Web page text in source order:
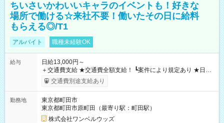
ちいさいかわいいキャラのイベントも！好きな
場所で働ける☆来社不要！働いたその日に給料
もらえる◎/T1
アルバイト 職種未経験OK
給与
日給13,000円～
＋交通費支給 ★交通費全額支給！ ┗案件により規定あり ★日払
いOK！（規定あり） ┗働いたその日に現金GET♪ お仕事後はコ
ンビニATMから 日払い分を引き落とせます！ 【試用期間】試
交通費別途支給あり
勤務地
東京都町田市
東京都町田市原町田（最寄り駅：町田駅）
株式会社ワンベルウッズ